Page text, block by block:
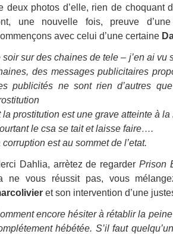
deux photos d’elle, rien de choquant
une nouvelle fois, preuve d’une
avec celui d’une certaine
soir sur des chaines de tele – j’en ai vu
des messages publicitaires
publicités ne sont rien d’autres
la prostitution est une grave atteinte à
le csa se tait et laisse faire….
corruption est au sommet de l’etat.
Dahlia, arrètez de regarder Prison
ne vous réussit pas, vous
et son intervention d’une
encore hésiter à rétablir la
hébétée. S’il faut